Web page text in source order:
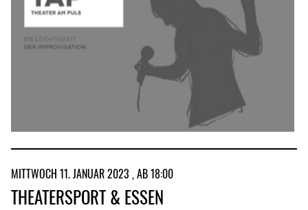
MITTWOCH 11. JANUAR 2023 , AB 18:00
THEATERSPORT & ESSEN